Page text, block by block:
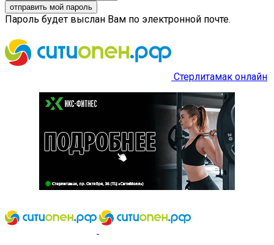
Пароль будет выслан Вам по электронной почте.
Стерлитамак онлайн